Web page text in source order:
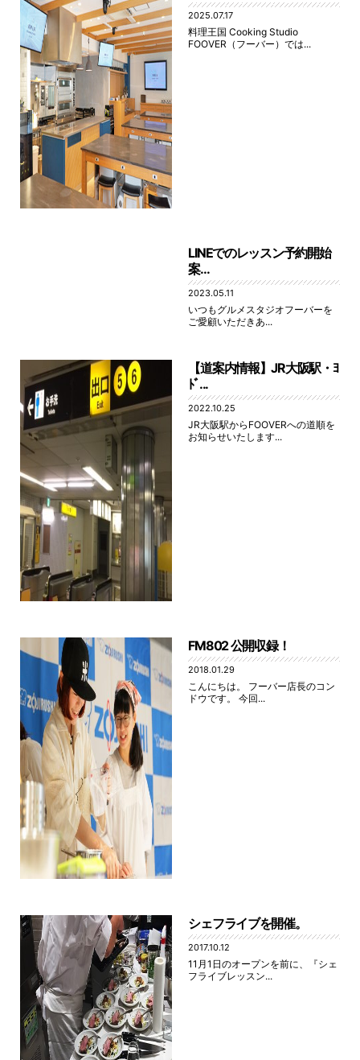
2025.07.17
料理王国 Cooking Studio
FOOVER（フーバー）では...
LINEでのレッスン予約開始
案...
2023.05.11
いつもグルメスタジオフーバーを
ご愛顧いただきあ...
【道案内情報】JR大阪駅・ﾖ
ﾄﾞ...
2022.10.25
JR大阪駅からFOOVERへの道順を
お知らせいたします...
FM802 公開収録！
2018.01.29
こんにちは。 フーバー店長のコン
ドウです。 今回...
シェフライブを開催。
2017.10.12
11月1日のオープンを前に、『シェ
フライブレッスン...